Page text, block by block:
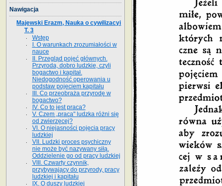
Nawigacja
Majewski Erazm, Nauka o cywilizacyi
T. 3
Wstęp
I. O warunkach zrozumiałości w
nauce
II. Przegląd pojęć głównych.
Przyroda, dobro ludzkie, czyli
bogactwo i kapitał.
Niedogodność operowania u
podstaw pojęciem kapitału
III. Co przeobraża przyrodę w
bogactwo?
IV. Co to jest praca?
V. Czem „praca" ludzka różni się
od zwierzęcej?
VI. O niejasności pojęcia pracy
ludzkiej
VII. Ludzki proces psychiczny
nie może być nazywany siłą.
Oddzielenie go od pracy ludzkiej
VIII. Czwarty czynnik,
przybywający do przyrody, pracy
ludzkiej i kapitału
IX. O duszy ludzkiej